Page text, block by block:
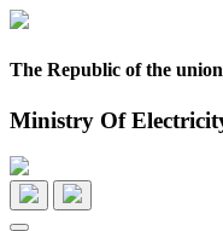
The Republic of the
Ministry Of